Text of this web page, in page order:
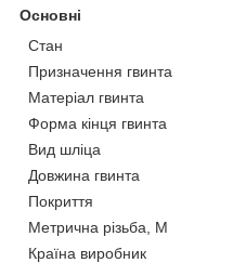
Основні
Стан
Призначення гвинта
Матеріал гвинта
Форма кінця гвинта
Вид шліца
Довжина гвинта
Покриття
Метрична різьба, М
Країна виробник